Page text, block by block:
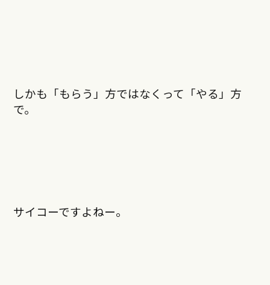
しかも「もらう」方ではなくって「やる」方
で。
サイコーですよねー。